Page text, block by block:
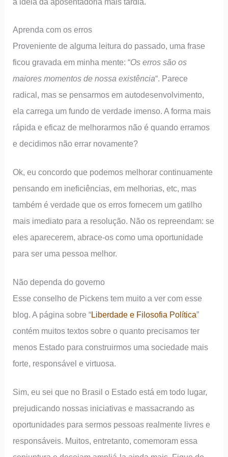
Aprenda com os erros
Proveniente de alguma leitura do passado, uma frase
ficou gravada em minha mente: “Os erros são os
maiores momentos de nossa existência“. Parece
radical, mas se pensarmos em autodesenvolvimento,
ela carrega um fundo de verdade imenso. A forma mais
rápida e eficaz de melhorarmos não é quando erramos
e decidimos não errar novamente?
Ok, eu concordo que podemos melhorar continuamente
pensando em ineficiências, em melhorias, etc, mas
também é verdade que os erros fornecem um gatilho
mais imediato para a resolução. Não os repreendam: se
eles aparecerem, abrace-os como uma oportunidade
para ser uma pessoa melhor.
Não dependa do governo
Esse conselho de Pickens tem muito a ver com esse
blog. A página sobre “Liberdade e Filosofia Política”
contém muitos textos sobre o quanto precisamos ter
menos Estado para construirmos uma sociedade mais
forte, responsável e virtuosa.
Sim, eu sei que no Brasil o Estado está em todo lugar,
prejudicando nossas iniciativas e massacrando as
oportunidades para sermos pessoas realmente livres e
responsáveis. Muitos, entretanto, comemoram essa